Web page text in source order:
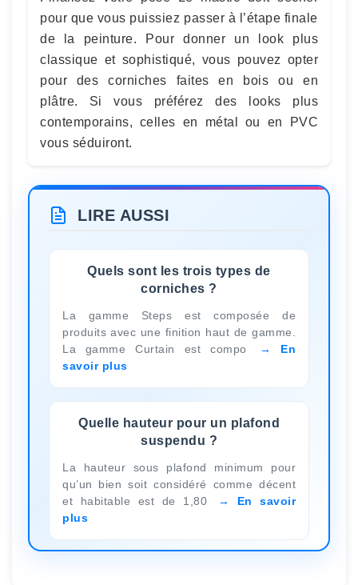
pour que vous puissiez passer à l’étape finale
de la peinture. Pour donner un look plus
classique et sophistiqué, vous pouvez opter
pour des corniches faites en bois ou en
plâtre. Si vous préférez des looks plus
contemporains, celles en métal ou en PVC
vous séduiront.
LIRE AUSSI
Quels sont les trois types de
corniches ?
La gamme Steps est composée de
produits avec une finition haut de gamme.
La gamme Curtain est compo
En
savoir plus
Quelle hauteur pour un plafond
suspendu ?
La hauteur sous plafond minimum pour
qu’un bien soit considéré comme décent
et habitable est de 1,80
En savoir
plus